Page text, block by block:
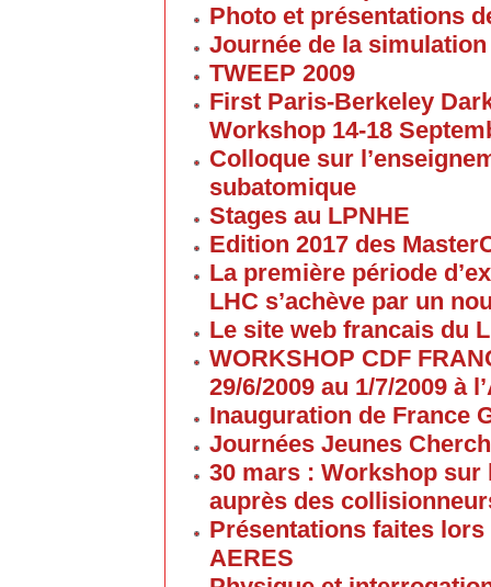
Photo et présentations
Journée de la simulation
TWEEP 2009
First Paris-Berkeley
Workshop 14-18
Colloque sur
subatomique
Stages au LPNHE
Edition 2017 des
La première période
LHC s’achève par un
Le site web francais du
WORKSHOP CDF
29/6/2009 au 1/7/2009 à
Inauguration de France
Journées Jeunes
30 mars : Workshop
auprès des
Présentations faites
AERES